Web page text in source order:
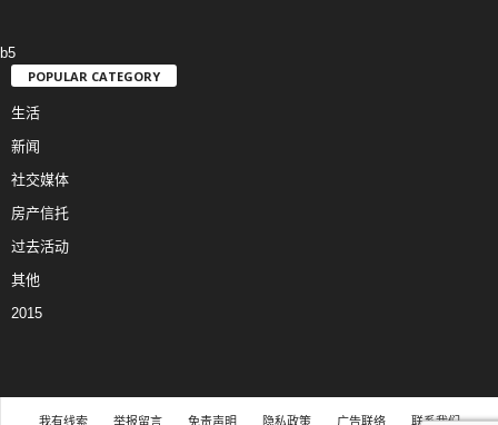
b5
POPULAR CATEGORY
生活
新闻
社交媒体
房产信托
过去活动
其他
2015
我有线索 举报留言 免责声明 隐私政策 广告联络 联系我们